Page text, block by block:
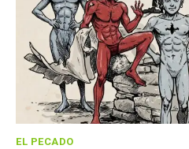
EL PECADO